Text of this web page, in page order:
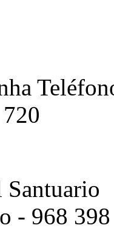
Santuario
- 968